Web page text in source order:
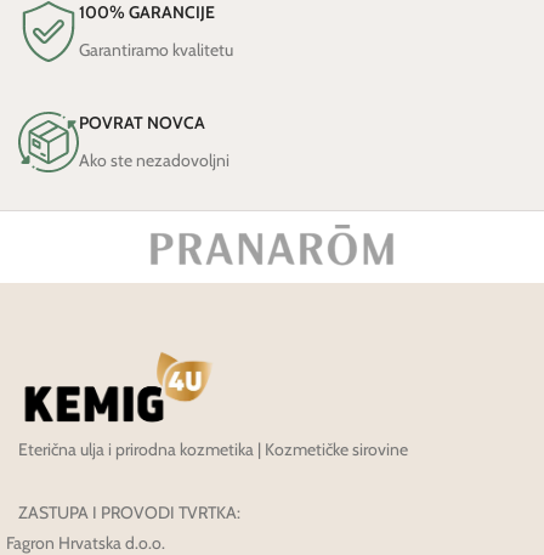
100% GARANCIJE
Garantiramo kvalitetu
POVRAT NOVCA
Ako ste nezadovoljni
Eterična ulja i prirodna kozmetika | Kozmetičke sirovine
ZASTUPA I PROVODI TVRTKA:
Fagron Hrvatska d.o.o.